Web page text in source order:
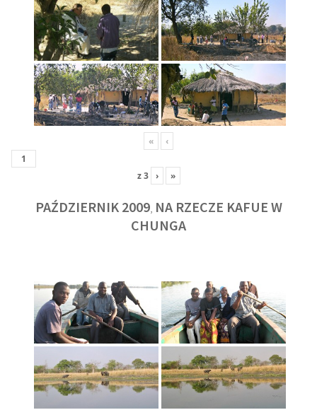
« ‹
z3 › »
PAŹDZIERNIK 2009, NA RZECZE KAFUE W
CHUNGA